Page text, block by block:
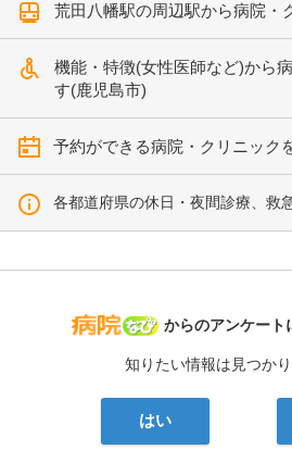
荒田八幡駅の周辺駅から病院・
機能・特徴(女性医師など)から
す(鹿児島市)
予約ができる病院・クリニック
各都道府県の休日・夜間診療、救
病院なび
からのアンケート
知りたい情報は見つか
はい